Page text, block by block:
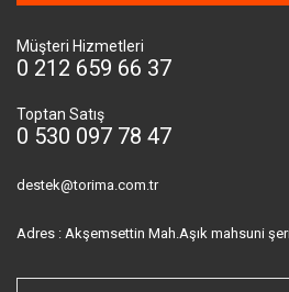
Müşteri Hizmetleri
0 212 659 66 37
Toptan Satış
0 530 097 78 47
destek@torima.com.tr
Adres : Akşemsettin Mah.Aşık mahsuni